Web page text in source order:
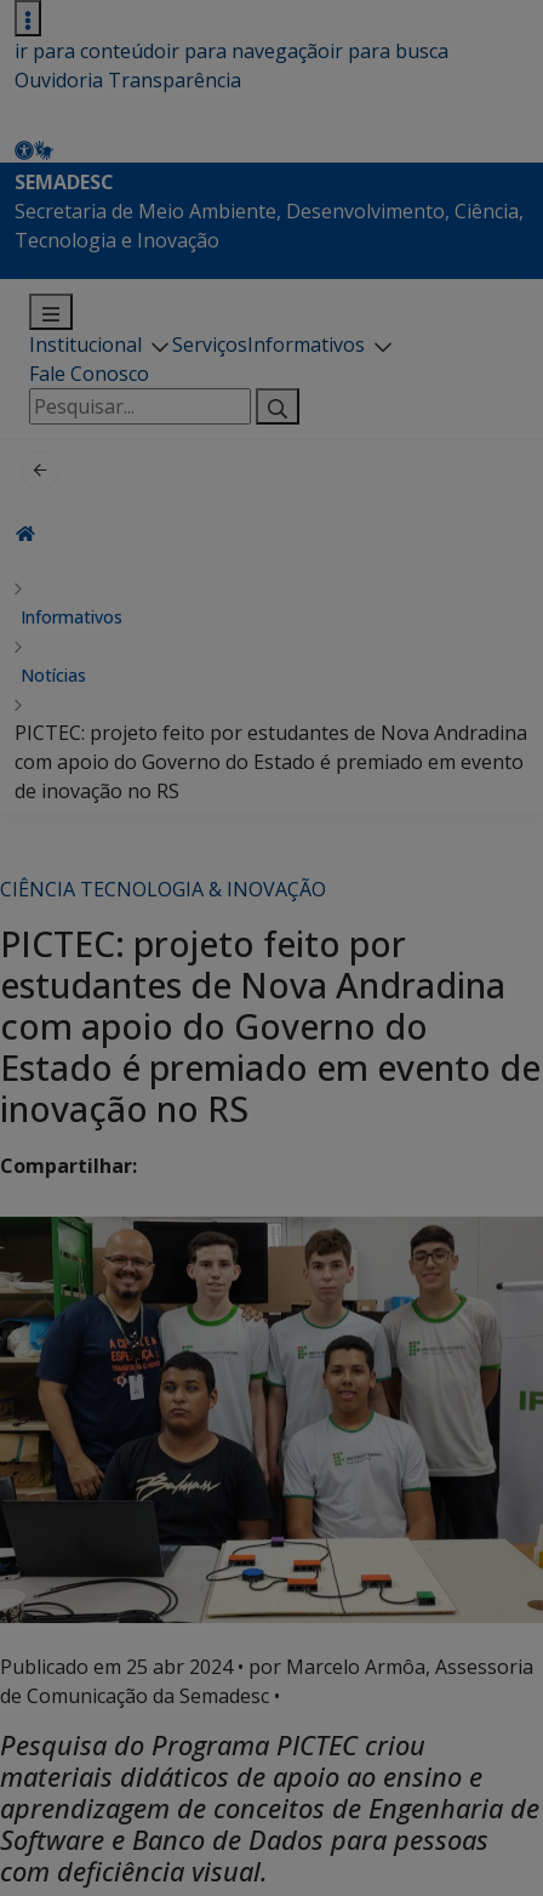
ir para conteúdoir para navegaçãoir para busca
Ouvidoria Transparência
SEMADESC
Secretaria de Meio Ambiente, Desenvolvimento, Ciência,
Tecnologia e Inovação
Institucional ServiçosInformativos
Fale Conosco
Pesquisar
por:
Informativos
Notícias
PICTEC: projeto feito por estudantes de Nova Andradina
com apoio do Governo do Estado é premiado em evento
de inovação no RS
CIÊNCIA TECNOLOGIA & INOVAÇÃO
PICTEC: projeto feito por
estudantes de Nova Andradina
com apoio do Governo do
Estado é premiado em evento de
inovação no RS
Compartilhar:
Publicado em 25 abr 2024• por Marcelo Armôa, Assessoria
de Comunicação da Semadesc •
Pesquisa do Programa PICTEC criou
materiais didáticos de apoio ao ensino e
aprendizagem de conceitos de Engenharia de
Software e Banco de Dados para pessoas
com deficiência visual.